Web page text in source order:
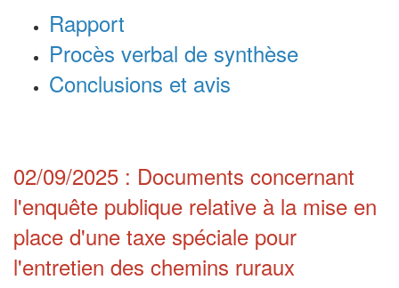
Rapport
Procès verbal de synthèse
Conclusions et avis
02/09/2025 : Documents concernant
l'enquête publique relative à la mise en
place d'une taxe spéciale pour
l'entretien des chemins ruraux